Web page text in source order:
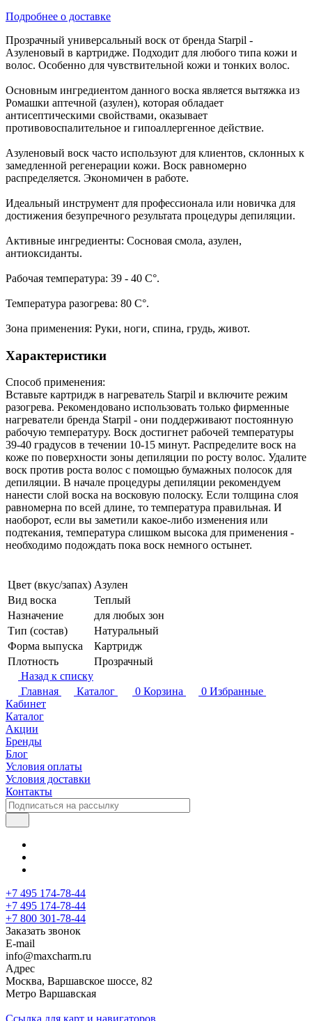
Подробнее о доставке
Прозрачный универсальный воск от бренда Starpil -
Азуленовый в картридже. Подходит для любого типа кожи и
волос. Особенно для чувствительной кожи и тонких волос.
Основным ингредиентом данного воска является вытяжка из
Ромашки аптечной (азулен), которая обладает
антисептическими свойствами, оказывает
противовоспалительное и гипоаллергенное действие.
Азуленовый воск часто используют для клиентов, склонных к
замедленной регенерации кожи. Воск равномерно
распределяется. Экономичен в работе.
Идеальный инструмент для профессионала или новичка для
достижения безупречного результата процедуры депиляции.
Активные ингредиенты: Сосновая смола, азулен,
антиоксиданты.
Рабочая температура: 39 - 40 С°.
Температура разогрева: 80 С°.
Зона применения: Руки, ноги, спина, грудь, живот.
Характеристики
Способ применения:
Вставьте картридж в нагреватель Starpil и включите режим
разогрева. Рекомендовано использовать только фирменные
нагреватели бренда Starpil - они поддерживают постоянную
рабочую температуру. Воск достигнет рабочей температуры
39-40 градусов в течении 10-15 минут. Распределите воск на
коже по поверхности зоны депиляции по росту волос. Удалите
воск против роста волос с помощью бумажных полосок для
депиляции. В начале процедуры депиляции рекомендуем
нанести слой воска на восковую полоску. Если толщина слоя
равномерна по всей длине, то температура правильная. И
наоборот, если вы заметили какое-либо изменения или
подтекания, температура слишком высока для применения -
необходимо подождать пока воск немного остынет.
Цвет (вкус/запах) Азулен
Вид воска
Теплый
Назначение
для любых зон
Тип (состав)
Натуральный
Форма выпуска
Картридж
Плотность
Прозрачный
Назад к списку
Главная
Каталог 0 Корзина 0 Избранные
Кабинет
Каталог
Акции
Бренды
Блог
Условия оплаты
Условия доставки
Контакты
+7 495 174-78-44
+7 495 174-78-44
+7 800 301-78-44
Заказать звонок
E-mail
info@maxcharm.ru
Адрес
Москва, Варшавское шоссе, 82
Метро Варшавская